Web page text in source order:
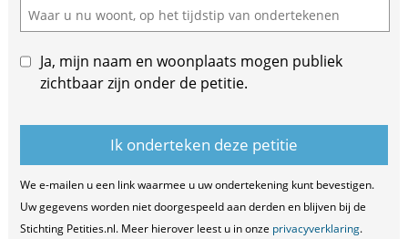
Ja, mijn naam en woonplaats mogen publiek
zichtbaar zijn onder de petitie.
We e-mailen u een link waarmee u uw ondertekening kunt bevestigen.
Uw gegevens worden niet doorgespeeld aan derden en blijven bij de
Stichting Petities.nl. Meer hierover leest u in onze privacyverklaring.